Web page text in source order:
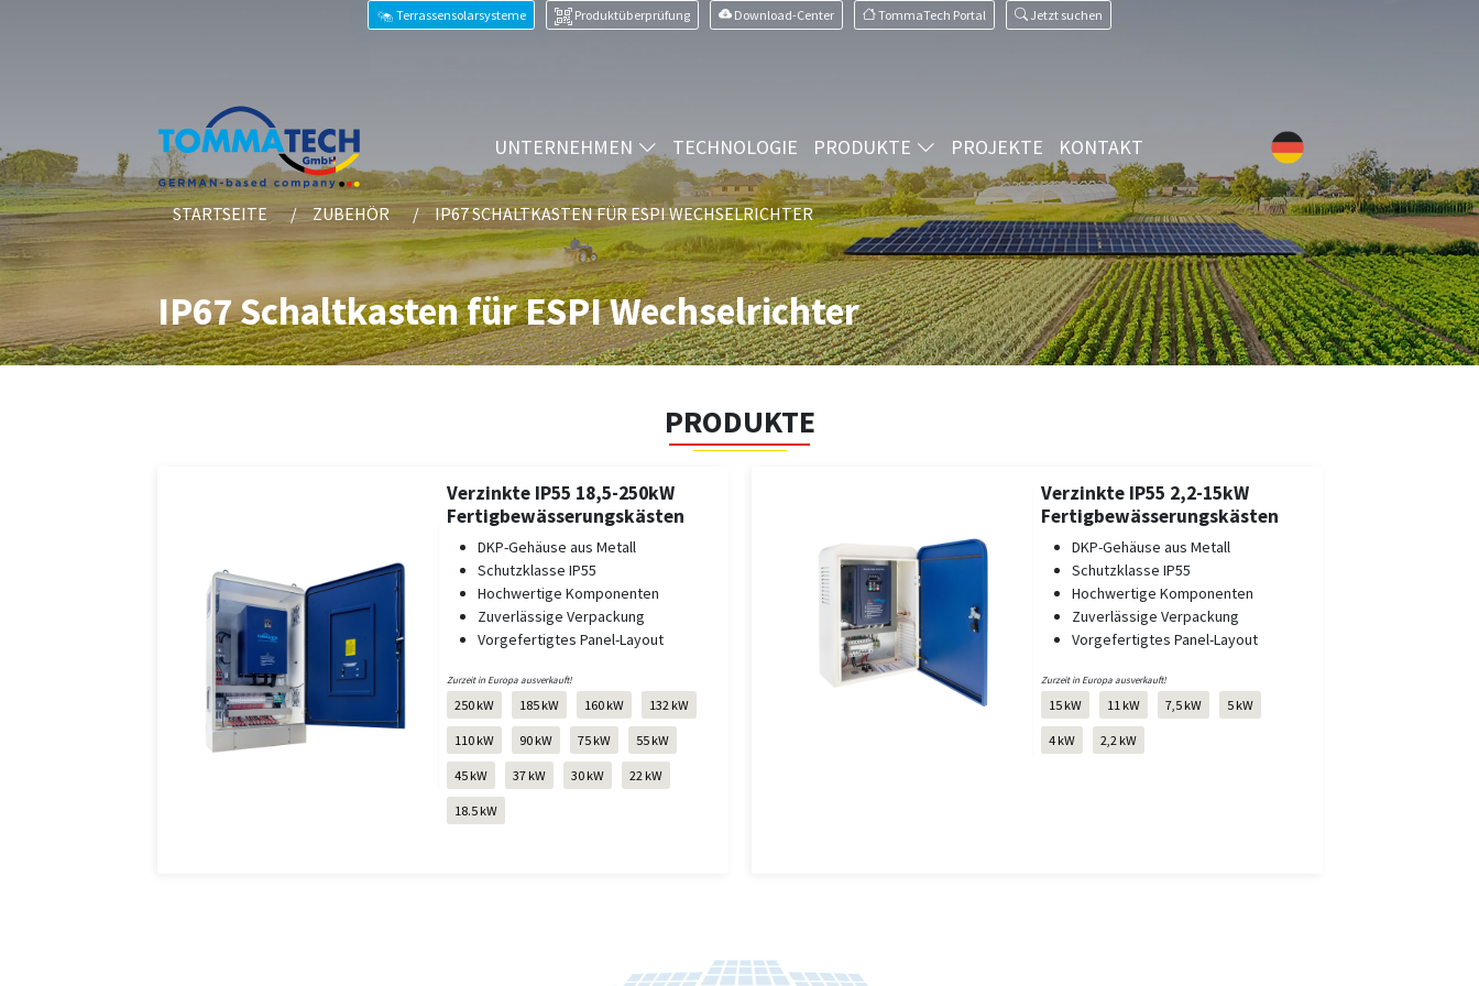
Terrassensolarsysteme Produktüberprüfung Download-Center TommaTech Portal Jetzt suchen
UNTERNEHMEN TECHNOLOGIE PRODUKTE PROJEKTE KONTAKT
STARTSEITE ZUBEHÖR IP67 SCHALTKASTEN FÜR ESPI WECHSELRICHTER
IP67 Schaltkasten für ESPI Wechselrichter
PRODUKTE
Verzinkte IP55 18,5-250kW
Fertigbewässerungskästen
DKP-Gehäuse aus Metall
Schutzklasse IP55
Hochwertige Komponenten
Zuverlässige Verpackung
Vorgefertigtes Panel-Layout
Zurzeit in Europa ausverkauft!
250 kW 185 kW 160 kW 132 kW
110 kW 90 kW 75 kW 55 kW
45 kW 37 kW 30 kW 22 kW
18.5 kW
Verzinkte IP55 2,2-15kW
Fertigbewässerungskästen
DKP-Gehäuse aus Metall
Schutzklasse IP55
Hochwertige Komponenten
Zuverlässige Verpackung
Vorgefertigtes Panel-Layout
Zurzeit in Europa ausverkauft!
15 kW 11 kW 7,5 kW 5 kW
4 kW 2,2 kW